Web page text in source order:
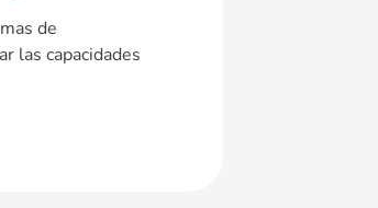
de
las capacidades